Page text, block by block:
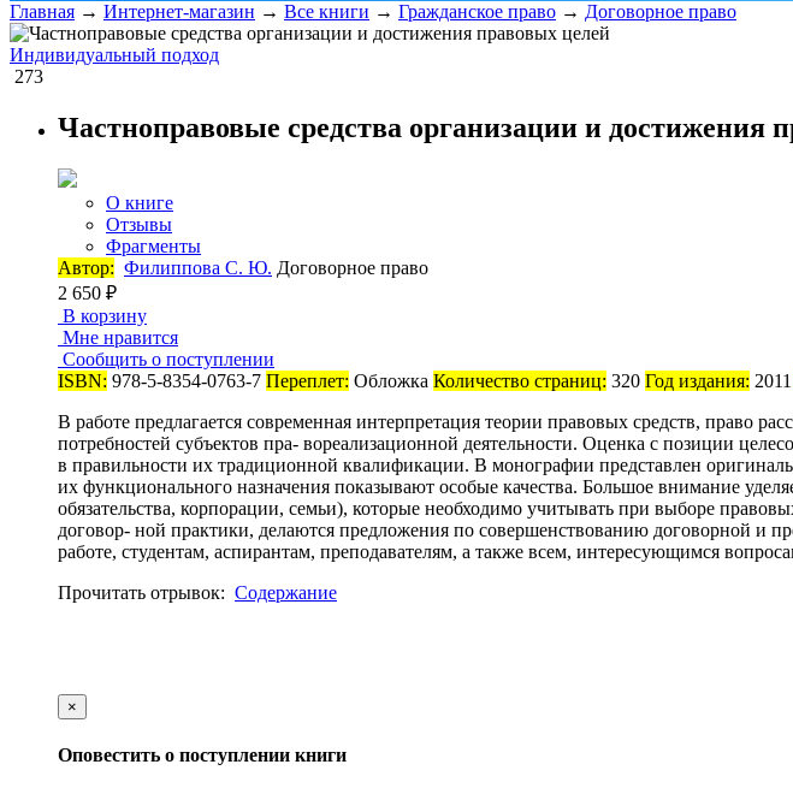
Главная → Интернет-магазин → Все книги → Гражданское право → Договорное право
Индивидуальный подход
273
Частноправовые средства организации и достижения
О книге
Отзывы
Фрагменты
Автор: Филиппова С. Ю. Договорное право
2 650 ₽
В корзину
Мне нравится
Сообщить о поступлении
ISBN: 978-5-8354-0763-7 Переплет: Обложка Количество страниц: 320 Год издания: 2011
В работе предлагается современная интерпретация теории правовых средств, право
потребностей субъектов пра- вореализационной деятельности. Оценка с позиции
в правильности их традиционной квалификации. В монографии представлен
их функционального назначения показывают особые качества. Большое внимание
обязательства, корпорации, семьи), которые необходимо учитывать при выборе
договор- ной практики, делаются предложения по совершенствованию договорной и
работе, студентам, аспирантам, преподавателям, а также всем, интересующимся
Прочитать отрывок: Содержание
×
Оповестить о поступлении книги